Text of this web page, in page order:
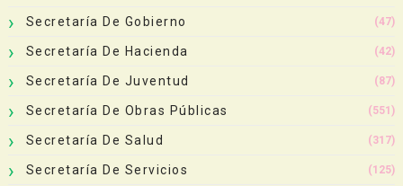
Secretaría De Gobierno (47)
Secretaría De Hacienda (42)
Secretaría De Juventud (87)
Secretaría De Obras Públicas (551)
Secretaría De Salud (317)
Secretaría De Servicios (125)